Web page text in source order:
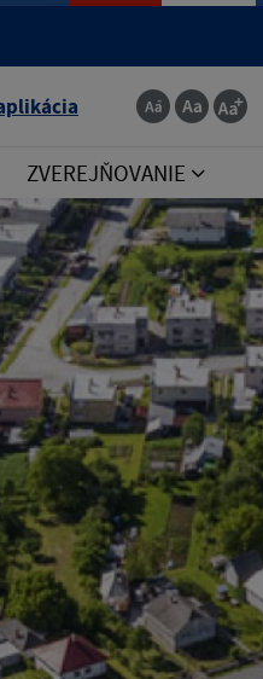
ZVEREJŇOVANIE